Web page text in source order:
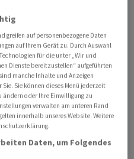
liess das
Jahres nach.
weltweiten Verbrauchs
Prozent geringer
In dem Bericht wurde in
die trägere
verwiesen. Die
Welt hat einen hohen
greifen auf personenbezogene Daten
auf Ihrem Gerät zu. Durch Auswahl
für die unter „Wir und
Dienste bereitzustellen“ aufgeführten
manche Inhalte und Anzeigen
Sie können dieses Menü jederzeit
ändern oder Ihre Einwilligung zu
verwalten am unteren Rand
innerhalb unseres Website. Weitere
Daten, um Folgendes